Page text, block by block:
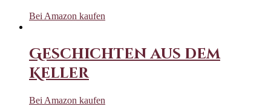
Bei Amazon kaufen
Geschichten aus dem
Keller
Bei Amazon kaufen